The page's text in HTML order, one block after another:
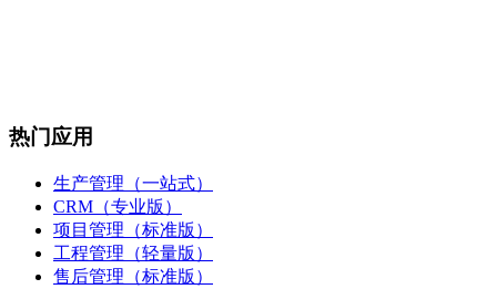
热门应用
生产管理（一站式）
CRM（专业版）
项目管理（标准版）
工程管理（轻量版）
售后管理（标准版）